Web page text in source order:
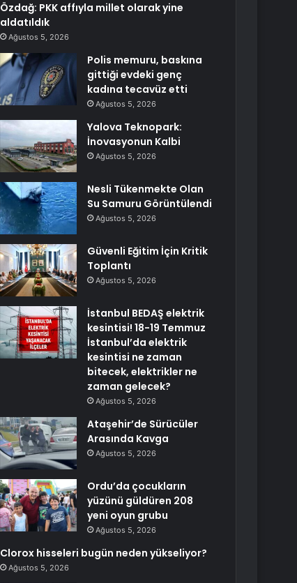
Özdağ: PKK affıyla millet olarak yine
aldatıldık
Ağustos 5, 2026
Polis memuru, baskına
gittiği evdeki genç
kadına tecavüz etti
Ağustos 5, 2026
Yalova Teknopark:
İnovasyonun Kalbi
Ağustos 5, 2026
Nesli Tükenmekte Olan
Su Samuru Görüntülendi
Ağustos 5, 2026
Güvenli Eğitim İçin Kritik
Toplantı
Ağustos 5, 2026
İstanbul BEDAŞ elektrik
kesintisi! 18-19 Temmuz
İstanbul’da elektrik
kesintisi ne zaman
bitecek, elektrikler ne
zaman gelecek?
Ağustos 5, 2026
Ataşehir’de Sürücüler
Arasında Kavga
Ağustos 5, 2026
Ordu’da çocukların
yüzünü güldüren 208
yeni oyun grubu
Ağustos 5, 2026
Clorox hisseleri bugün neden yükseliyor?
Ağustos 5, 2026